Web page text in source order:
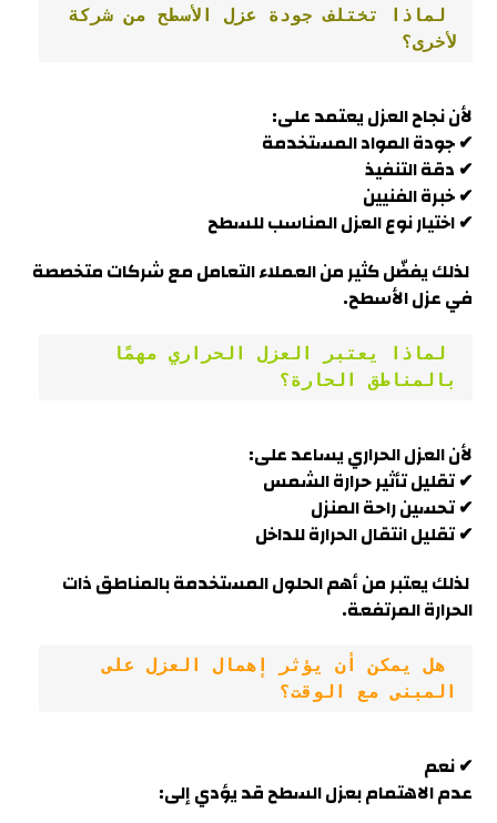
لأخرى؟
لأن نجاح العزل يعتمد على:
✔ جودة المواد المستخدمة
✔ دقة التنفيذ
✔ خبرة الفنيين
✔ اختيار نوع العزل المناسب للسطح
لذلك يفضّل كثير من العملاء التعامل مع شركات متخصصة
في عزل الأسطح.
بالمناطق الحارة؟
لأن العزل الحراري يساعد على:
✔ تقليل تأثير حرارة الشمس
✔ تحسين راحة المنزل
✔ تقليل انتقال الحرارة للداخل
لذلك يعتبر من أهم الحلول المستخدمة بالمناطق ذات
الحرارة المرتفعة.
هل يمكن أن يؤثر إهمال العزل على
المبنى مع الوقت؟
✔ نعم
عدم الاهتمام بعزل السطح قد يؤدي إلى: